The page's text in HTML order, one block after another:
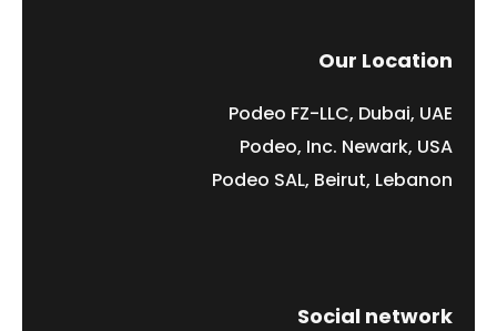
Our Location
Podeo FZ-LLC, Dubai, UAE
Podeo, Inc. Newark, USA
Podeo SAL, Beirut, Lebanon
Social network